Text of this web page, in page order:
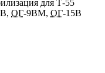
для Т-55
ОГ-9ВМ, ОГ-15В